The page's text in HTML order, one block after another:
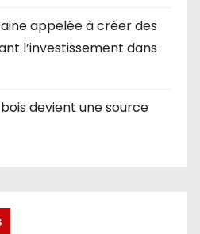
appelée à créer des
l’investissement dans
devient une source